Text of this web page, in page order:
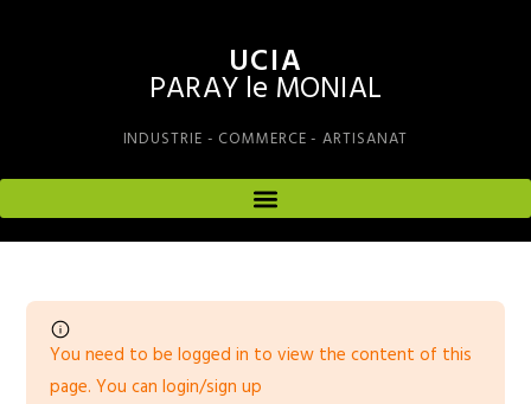
UCIA
PARAY le MONIAL
INDUSTRIE - COMMERCE - ARTISANAT
You need to be logged in to view the content of this
page. You can login/sign up